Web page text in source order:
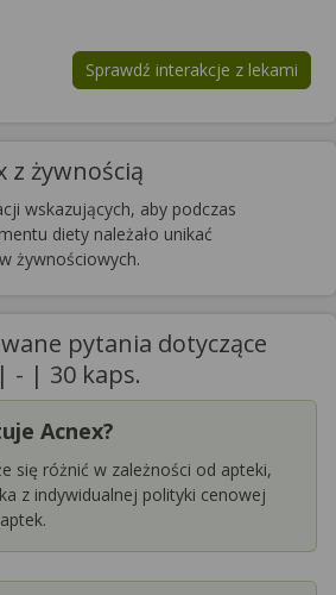
Sprawdź interakcje z lekami
z żywnością
wskazujących, aby podczas
diety należało unikać
żywnościowych.
pytania dotyczące
- | 30 kaps.
Acnex?
się różnić w zależności od apteki,
z indywidualnej polityki cenowej